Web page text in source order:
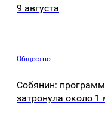
9 августа
Общество
Собянин:
затронула около 1